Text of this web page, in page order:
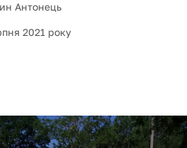
Антонець
2021 року